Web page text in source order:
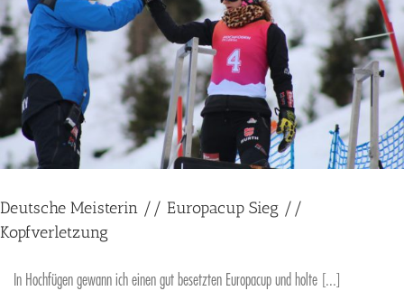
Deutsche Meisterin // Europacup Sieg //
Kopfverletzung
In Hochfügen gewann ich einen gut besetzten Europacup und holte [...]